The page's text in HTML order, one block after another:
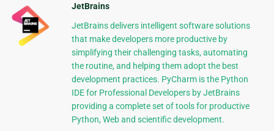
JetBrains
JetBrains delivers intelligent software solutions
that make developers more productive by
simplifying their challenging tasks, automating
the routine, and helping them adopt the best
development practices. PyCharm is the Python
IDE for Professional Developers by JetBrains
providing a complete set of tools for productive
Python, Web and scientific development.